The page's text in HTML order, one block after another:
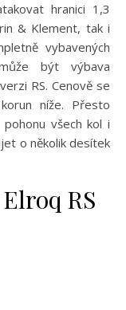
hranici 1,3
& Klement, tak i
vybavených
být výbava
RS. Cenově se
níže. Přesto
všech kol i
o několik desítek
RS